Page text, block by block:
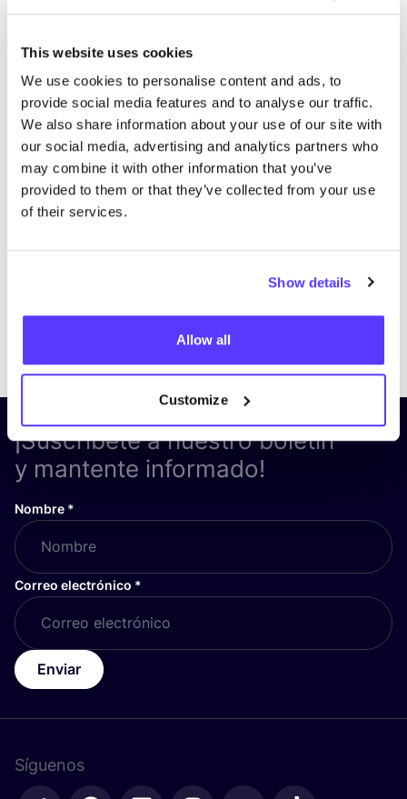
This website uses cookies
We use cookies to personalise content and ads, to
provide social media features and to analyse our traffic.
We also share information about your use of our site with
our social media, advertising and analytics partners who
may combine it with other information that you’ve
provided to them or that they’ve collected from your use
of their services.
Show details
Allow all
Customize
¡Suscríbete a nuestro boletín
y mantente informado!
Nombre *
Correo electrónico *
Enviar
Síguenos